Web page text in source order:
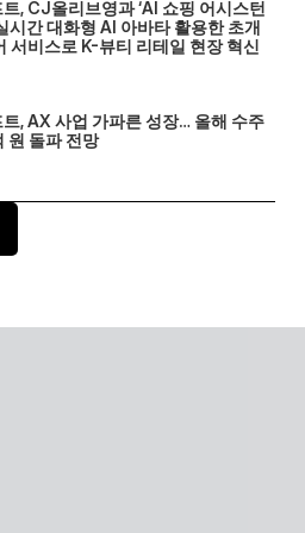
, CJ올리브영과 ‘AI 쇼핑 어시스턴
시간 대화형 AI 아바타 활용한 초개
서비스로 K-뷰티 리테일 현장 혁신
, AX 사업 가파른 성장… 올해 수주
원 돌파 전망